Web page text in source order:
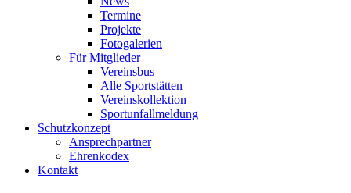
Termine
Projekte
Fotogalerien
Für Mitglieder
Vereinsbus
Alle Sportstätten
Vereinskollektion
Sportunfallmeldung
Schutzkonzept
Ansprechpartner
Ehrenkodex
Kontakt